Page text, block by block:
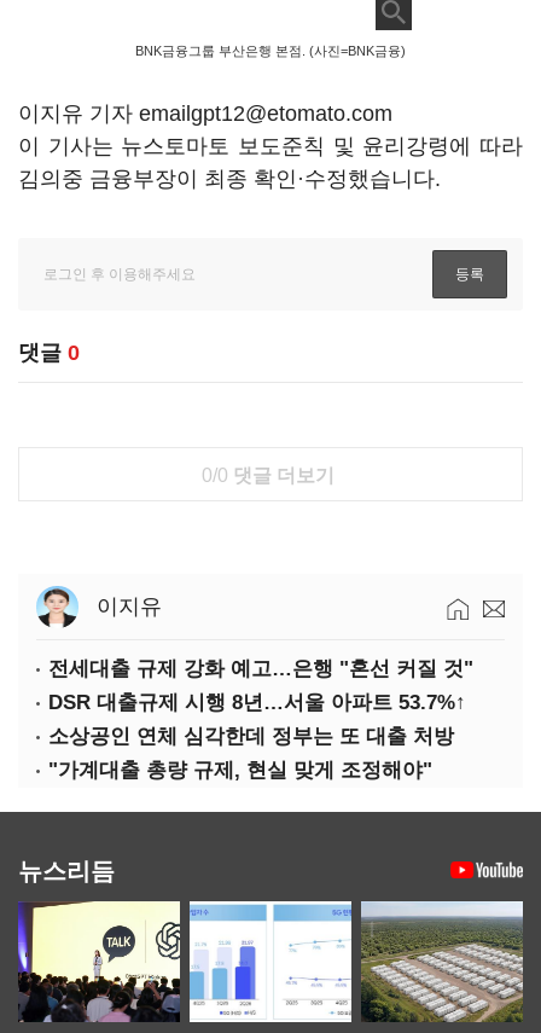
BNK금융그룹 부산은행 본점. (사진=BNK금융)
이지유 기자 emailgpt12@etomato.com
이 기사는 뉴스토마토 보도준칙 및 윤리강령에 따라
김의중 금융부장이 최종 확인·수정했습니다.
댓글 0
0/0 댓글 더보기
이지유
전세대출 규제 강화 예고…은행 "혼선 커질 것"
DSR 대출규제 시행 8년…서울 아파트 53.7%↑
소상공인 연체 심각한데 정부는 또 대출 처방
"가계대출 총량 규제, 현실 맞게 조정해야"
뉴스리듬